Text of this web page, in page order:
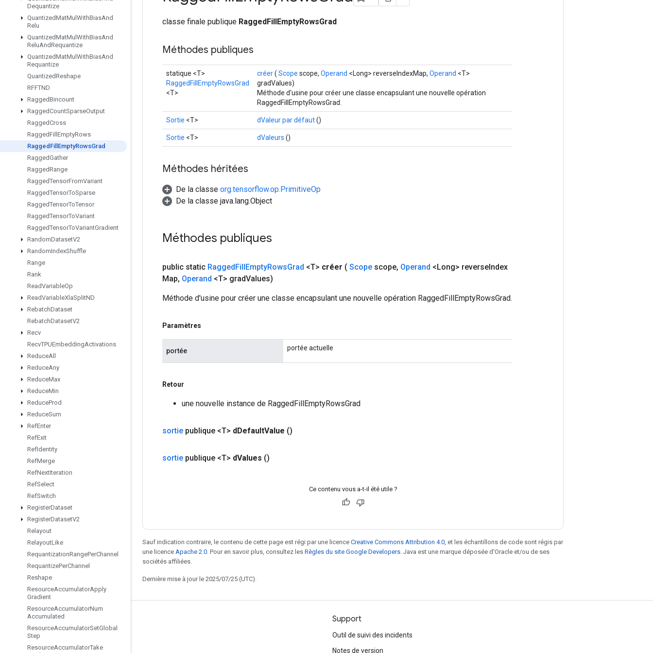
Dequantize
QuantizedMatMul WithBiasAnd
Relu
QuantizedMatMul WithBiasAnd
ReluAndRequantize
QuantizedMatMul WithBiasAnd
Requantize
QuantizedReshape
RFFTND
RaggedBincount
RaggedCountSparseOutput
RaggedCross
RaggedFill EmptyRows
Ragged Fill EmptyRowsGrad
RaggedGather
RaggedRange
RaggedTensorFromVariant
RaggedTensorToSparse
RaggedTensorToTensor
RaggedTensorToVariant
RaggedTensorToVariantGradient
RandomDatasetV2
RandomIndexShuffle
Range
Rank
ReadVariableOp
ReadVariableXlaSplitND
RebatchDataset
RebatchDatasetV2
Recv
RecvTPUEmbeddingActivations
ReduceAll
ReduceAny
ReduceMax
ReduceMin
ReduceProd
ReduceSum
RefEnter
RefExit
RefIdentity
RefMerge
RefNextIteration
RefSelect
RefSwitch
RegisterDataset
RegisterDatasetV2
Relayout
RelayoutLike
RequantizationRangePerChannel
RequantizePerChannel
Reshape
ResourceAccumulatorApply
Gradient
ResourceAccumulatorNum
Accumulated
ResourceAccumulatorSetGlobal
Step
ResourceAccumulatorTake
classe finale publique RaggedFillEmptyRowsGrad
Méthodes publiques
statique <T>
RaggedFillEmptyRowsGrad
<T>
créer( Scope scope, Operand <Long> reverseIndexMap, Operand <T>
gradValues)
Méthode d'usine pour créer une classe encapsulant une nouvelle opération
RaggedFillEmptyRowsGrad.
Sortie <T> dValeur par défaut()
Sortie <T> dValeurs ()
Méthodes héritées
De la classe org.tensorflow.op.PrimitiveOp
De la classe java.lang.Object
Méthodes publiques
public static RaggedFillEmptyRowsGrad <T> créer ( Scope scope, Operand <Long> reverseIndex
Map, Operand <T> gradValues)
Méthode d'usine pour créer une classe encapsulant une nouvelle opération RaggedFillEmptyRowsGrad.
Paramètres
portée portée actuelle
Retour
une nouvelle instance de RaggedFillEmptyRowsGrad
sortie publique <T> dDefaultValue ()
sortie publique <T> dValues ​​()
Ce contenu vous a-t-il été utile ?
Sauf indication contraire, le contenu de cette page est régi par une licence Creative Commons Attribution 4.0 , et les échantillons de code sont régis par
une licence Apache 2.0 . Pour en savoir plus, consultez les Règles du site Google Developers . Java est une marque déposée d'Oracle et/ou de ses
sociétés affiliées.
Dernière mise à jour le 2025/07/25 (UTC).
Rester connecté
Forum
Support
Outil de suivi des incidents
Notes de version